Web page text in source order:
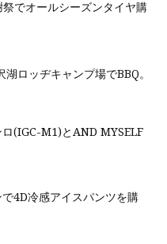
でオールシーズンタイヤ購
湖ロッヂキャンプ場でBBQ。
(IGC-M1)とAND MYSELF
4D冷感アイスパンツを購